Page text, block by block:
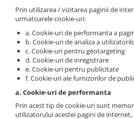
Prin utilizarea / vizitarea paginii de
urmatoarele cookie-uri:
a. Cookie-uri de performanta a
b. Cookie-uri de analiza a
c. Cookie-uri pentru geotargeting
d. Cookie-uri de inregistrare
e. Cookie-uri pentru publicitate
f. Cookie-uri ale furnizorilor de
a. Cookie-uri de performanta
Prin acest tip de cookie-uri sunt
utilizatorului acestei pagini de internet,